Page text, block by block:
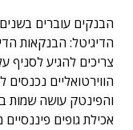
הבנקים עוברים
הדיגיטל: הבנקאות
צריכים להגיע
הווירטואליים
והפינטק עושה שמות
אכילת גופים